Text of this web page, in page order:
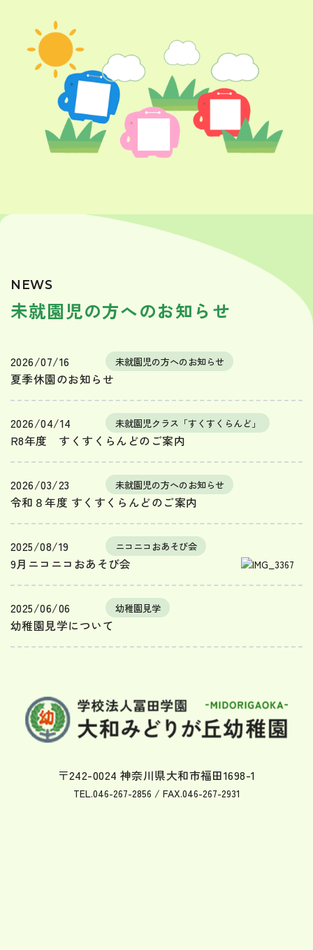
NEWS
未就園児の方へのお知らせ
2026/07/16 未就園児の方へのお知らせ
夏季休園のお知らせ
2026/04/14 未就園児クラス「すくすくらんど」
R8年度 すくすくらんどのご案内
2026/03/23 未就園児の方へのお知らせ
令和８年度 すくすくらんどのご案内
2025/08/19 ニコニコおあそび会
9月ニコニコおあそび会
2025/06/06 幼稚園見学
幼稚園見学について
〒242-0024 神奈川県大和市福田1698-1
TEL.046-267-2856 / FAX.046-267-2931